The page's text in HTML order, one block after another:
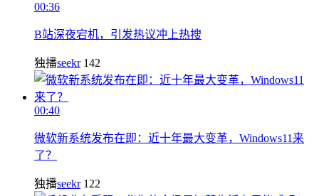
00:36
B站深夜宕机，引发热议冲上热搜
独播seekr 142
00:40
微软新系统发布在即：近十年最大变革，Windows11来
了？
独播seekr 122